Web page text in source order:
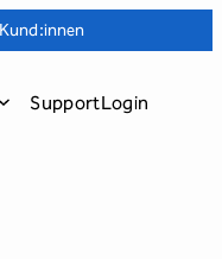
SupportLogin